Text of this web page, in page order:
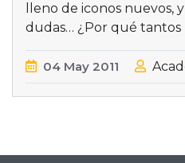
lleno de iconos nuevos,
dudas… ¿Por qué tantos
04 May 2011